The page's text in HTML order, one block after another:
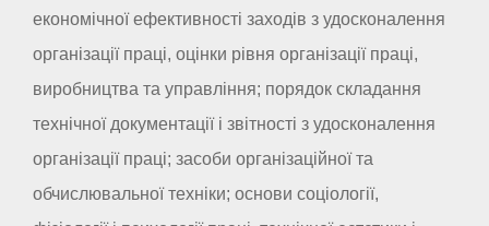
економічної ефективності заходів з удосконалення
організації праці, оцінки рівня організації праці,
виробництва та управління; порядок складання
технічної документації і звітності з удосконалення
організації праці; засоби організаційної та
обчислювальної техніки; основи соціології,